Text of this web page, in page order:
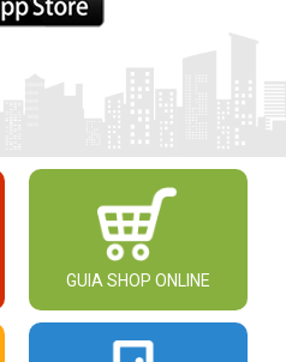
GUIA SHOP ONLINE